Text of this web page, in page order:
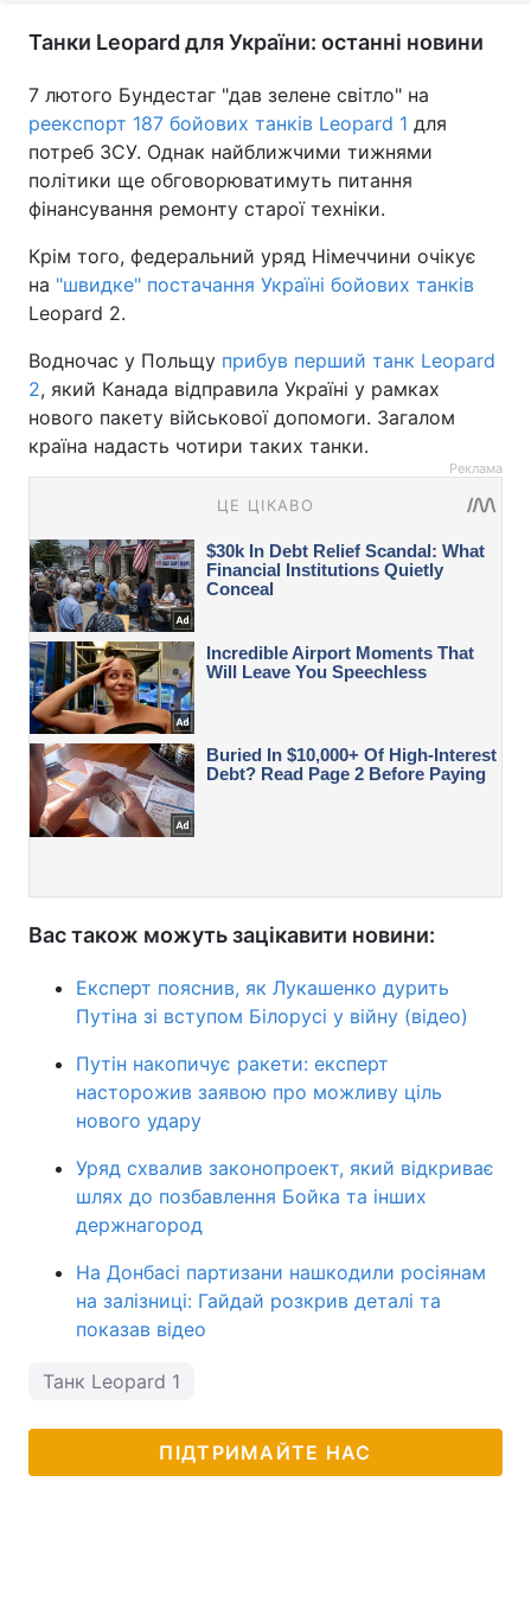
Танки Leopard для України: останні новини
7 лютого Бундестаг "дав зелене світло" на
реекспорт 187 бойових танків Leopard 1 для
потреб ЗСУ. Однак найближчими тижнями
політики ще обговорюватимуть питання
фінансування ремонту старої техніки.
Крім того, федеральний уряд Німеччини очікує
на "швидке" постачання Україні бойових танків
Leopard 2.
Водночас у Польщу прибув перший танк Leopard
2, який Канада відправила Україні у рамках
нового пакету військової допомоги. Загалом
країна надасть чотири таких танки.
Реклама
Вас також можуть зацікавити новини:
Експерт пояснив, як Лукашенко дурить
Путіна зі вступом Білорусі у війну (відео)
Путін накопичує ракети: експерт
насторожив заявою про можливу ціль
нового удару
Уряд схвалив законопроект, який відкриває
шлях до позбавлення Бойка та інших
держнагород
На Донбасі партизани нашкодили росіянам
на залізниці: Гайдай розкрив деталі та
показав відео
Танк Leopard 1
ПІДТРИМАЙТЕ НАС